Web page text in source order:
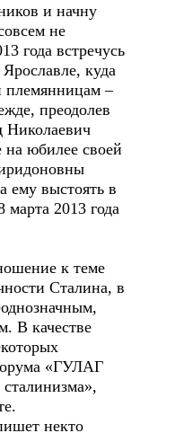
и начну
не
года встречусь
куда
племянницам –
преодолев
Николаевич
на юбилее своей
ему выстоять в
марта 2013 года
к теме
Сталина, в
В качестве
«ГУЛАГ
некто